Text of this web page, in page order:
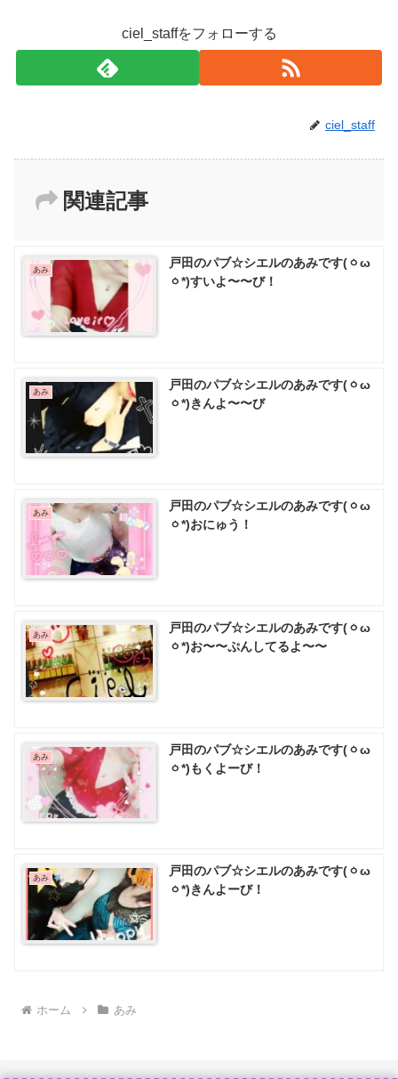
ciel_staffをフォローする
ciel_staff
関連記事
あみ
戸田のパブ☆シエルのあみです(ㆁω
ㆁ*)すいよ〜〜び！
あみ
戸田のパブ☆シエルのあみです(ㆁω
ㆁ*)きんよ〜〜び
あみ
戸田のパブ☆シエルのあみです(ㆁω
ㆁ*)おにゅう！
あみ
戸田のパブ☆シエルのあみです(ㆁω
ㆁ*)お〜〜ぷんしてるよ〜〜
あみ
戸田のパブ☆シエルのあみです(ㆁω
ㆁ*)もくよーび！
あみ
戸田のパブ☆シエルのあみです(ㆁω
ㆁ*)きんよーび！
ホーム あみ